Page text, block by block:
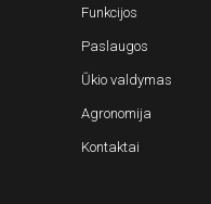
Funkcijos
Paslaugos
Ūkio valdymas
Agronomija
Kontaktai